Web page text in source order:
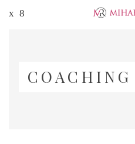
COACHING